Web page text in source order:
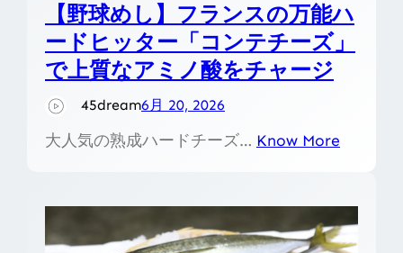
【野球めし】フランスの万能ハ
ードヒッター「コンテチーズ」
で上質なアミノ酸をチャージ
45dream6月 20, 2026
大人気の熟成ハードチーズ… Know More